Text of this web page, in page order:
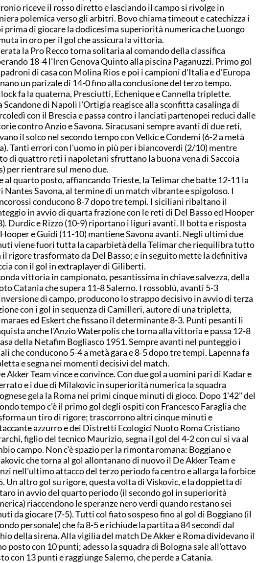
riceve il rosso diretto e lasciando il campo si rivolge in
polemica verso gli arbitri. Bovo chiama timeout e catechizza i
prima di giocare la dodicesima superiorità numerica che Luongo
in oro per il gol che assicura la vittoria.
la Pro Recco torna solitaria al comando della classifica
18-4 l'Iren Genova Quinto alla piscina Paganuzzi. Primo gol
di casa con Molina Rios e poi i campioni d'Italia e d'Europa
un parizale di 14-0 fino alla conclusione del terzo tempo.
fa la quaterna, Presciutti, Echenique e Cannella triplette.
Scandone di Napoli l'Ortigia reagisce alla sconfitta casalinga di
con il Brescia e passa contro i lanciati partenopei reduci dalle
contro Anzio e Savona. Siracusani sempre avanti di due reti,
il solco nel secondo tempo con Velkic e Condemi (6-2 a metà
Tanti errori con l'uomo in più per i biancoverdi (2/10) mentre
di quattro reti i napoletani sfruttano la buona vena di Saccoia
per rientrare sul meno due.
al quarto posto, affiancando Trieste, la Telimar che batte 12-11 la
Nantes Savona, al termine di un match vibrante e spigoloso. I
conducono 8-7 dopo tre tempi. I siciliani ribaltano il
in avvio di quarta frazione con le reti di Del Basso ed Hooper
Durdic e Rizzo (10-9) riportano i liguri avanti. Il botta e risposta
e Guidi (11-10) mantiene Savona avanti. Negli ultimi due
viene fuori tutta la caparbietà della Telimar che riequilibra tutto
il rigore trasformato da Del Basso; e in seguito mette la definitiva
con il gol in extraplayer di Giliberti.
vittoria in campionato, pesantissima in chiave salvezza, della
Catania che supera 11-8 Salerno. I rossoblù, avanti 5-3
di campo, producono lo strappo decisivo in avvio di terza
con i gol in sequenza di Camilleri, autore di una tripletta,
ed Eskert che fissano il determinante 8-3. Punti pesanti li
anche l'Anzio Waterpolis che torna alla vittoria e passa 12-8
della Netafim Bogliasco 1951. Sempre avanti nel punteggio i
che conducono 5-4 a metà gara e 8-5 dopo tre tempi. Lapenna fa
e segna nei momenti decisivi del match.
Akker Team vince e convince. Con due gol a uomini pari di Kadar e
e i due di Milakovic in superiorità numerica la squadra
gela la Roma nei primi cinque minuti di gioco. Dopo 1'42" del
tempo c'è il primo gol degli ospiti con Francesco Faraglia che
un tiro di rigore; trascorrono altri cinque minuti e
azzurro e dei Distretti Ecologici Nuoto Roma Cristiano
figlio del tecnico Maurizio, segna il gol del 4-2 con cui si va al
campo. Non c'è spazio per la rimonta romana: Boggiano e
che torna al gol allontanano di nuovo il De Akker Team e
nell'ultimo attacco del terzo periodo fa centro e allarga la forbice
Un altro gol su rigore, questa volta di Viskovic, e la doppietta di
in avvio del quarto periodo (il secondo gol in superiorità
riaccendono le speranze nero verdi quando restano sei
da giocare (7-5). Tutti col fiato sospeso fino al gol di Boggiano (il
personale) che fa 8-5 e richiude la partita a 84 secondi dal
della sirena. Alla vigilia del match De Akker e Roma dividevano il
posto con 10 punti; adesso la squadra di Bologna sale all'ottavo
con 13 punti e raggiunge Salerno, che perde a Catania.